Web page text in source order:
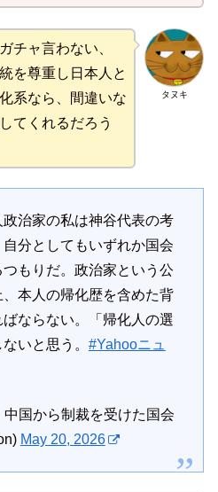
タヌキ
チャ言わない、
を尊重し日本人と
系なら、間違いな
てくれるだろう
治家の私は神谷代表の考
分としてもいずれか国会
もりだ。政治家という公
本人の帰化歴を含めた背
ならない。「帰化人の選
いと思う。 #Yahooニュ
国から制裁を受けた国会
May 20, 2026